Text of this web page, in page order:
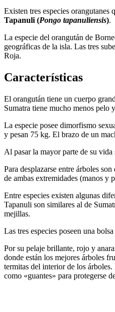
Existen tres especies orangutanes
Tapanuli (Pongo tapanuliensis).
La especie del orangután de
geográficas de la isla. Las tres
Roja.
Características
El orangután tiene un cuerpo
Sumatra tiene mucho menos pelo
La especie posee dimorfismo
y pesan 75 kg. El brazo de un
Al pasar la mayor parte de su
Para desplazarse entre árboles
de ambas extremidades (manos y
Entre especies existen algunas
Tapanuli son similares al de
mejillas.
Las tres especies poseen una
Por su pelaje brillante, rojo y
donde están los mejores árboles
termitas del interior de los
como «guantes» para protegerse